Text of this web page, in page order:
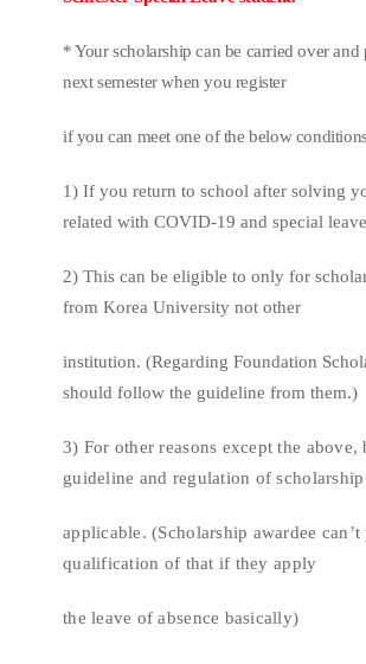
* Your scholarship can be carried over and
next semester when you register
if you can meet one of the below
1) If you return to school after solving
related with COVID-19 and special leave
2) This can be eligible to only for
from Korea University not other
institution. (Regarding Foundation
should follow the guideline from them.)
3) For other reasons except the above,
guideline and regulation of
applicable. (Scholarship awardee can’t
qualification of that if they apply
the leave of absence basically)